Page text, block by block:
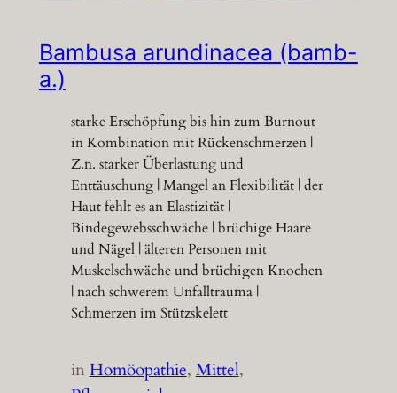
Bambusa arundinacea (bamb-
a.)
starke Erschöpfung bis hin zum Burnout
in Kombination mit Rückenschmerzen |
Z.n. starker Überlastung und
Enttäuschung | Mangel an Flexibilität | der
Haut fehlt es an Elastizität |
Bindegewebsschwäche | brüchige Haare
und Nägel | älteren Personen mit
Muskelschwäche und brüchigen Knochen
| nach schwerem Unfalltrauma |
Schmerzen im Stützskelett
inHomöopathie, Mittel